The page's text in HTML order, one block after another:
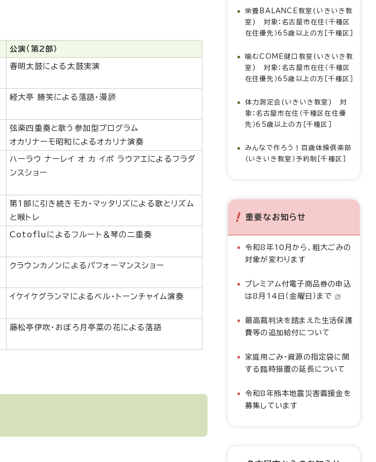
公演（第2部）
春明太鼓による太鼓実演
経大亭 勝笑による落語・漫談
弦楽四重奏と歌う参加型プログラム
オカリナーモ昭和によるオカリナ演奏
ハーラウ ナーレイ オ カ イポ ラウアエによるフラダ
ンスショー
第1部に引き続きモカ・マッタリズによる歌とリズム
と喉トレ
Cotofluによるフルート＆琴の二重奏
クラウンカノンによるパフォーマンスショー
イケイケグランマによるベル・トーンチャイム演奏
藤松亭伊吹・おぼろ月亭菜の花による落語
栄養BALANCE教室(いきいき教
室) 対象：名古屋市在住（千種区
在住優先）65歳以上の方［千種区］
噛むCOME健口教室(いきいき教
室) 対象：名古屋市在住（千種区
在住優先）65歳以上の方［千種区］
体力測定会(いきいき教室) 対
象：名古屋市在住（千種区在住優
先）65歳以上の方［千種区］
みんなで作ろう！百歳体操倶楽部
（いきいき教室）予約制［千種区］
重要なお知らせ
令和8年10月から、粗大ごみの
対象が変わります
プレミアム付電子商品券の申込
は8月14日（金曜日）まで
最高裁判決を踏まえた生活保護
費等の追加給付について
家庭用ごみ・資源の指定袋に関
する臨時措置の延長について
令和8年熊本地震災害義援金を
募集しています